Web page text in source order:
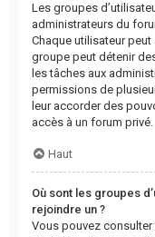
Les groupes
administrateurs du
Chaque utilisateur
groupe peut détenir
les tâches aux
permissions de
leur accorder des
accès à un forum privé.
Haut
Où sont les groupes
rejoindre un ?
Vous pouvez